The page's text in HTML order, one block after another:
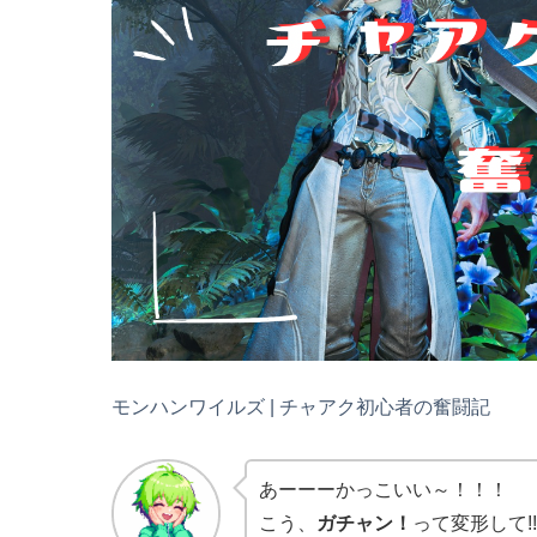
モンハンワイルズ | チャアク初心者の奮闘記
あーーーかっこいい～！！！
こう、 ガチャン！ って変形して!!